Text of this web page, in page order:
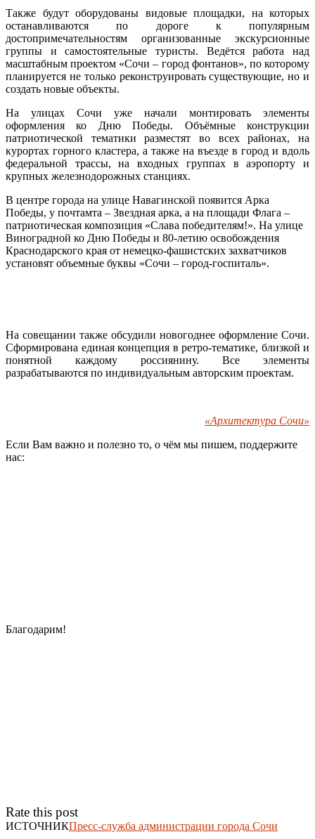
Также будут оборудованы видовые площадки, на которых
останавливаются по дороге к популярным
достопримечательностям организованные экскурсионные
группы и самостоятельные туристы. Ведётся работа над
масштабным проектом «Сочи – город фонтанов», по которому
планируется не только реконструировать существующие, но и
создать новые объекты.
На улицах Сочи уже начали монтировать элементы
оформления ко Дню Победы. Объёмные конструкции
патриотической тематики разместят во всех районах, на
курортах горного кластера, а также на въезде в город и вдоль
федеральной трассы, на входных группах в аэропорту и
крупных железнодорожных станциях.
В центре города на улице Навагинской появится Арка
Победы, у почтамта – Звездная арка, а на площади Флага –
патриотическая композиция «Слава победителям!». На улице
Виноградной ко Дню Победы и 80-летию освобождения
Краснодарского края от немецко-фашистских захватчиков
установят объемные буквы «Сочи – город-госпиталь».
На совещании также обсудили новогоднее оформление Сочи.
Сформирована единая концепция в ретро-тематике, близкой и
понятной каждому россиянину. Все элементы
разрабатываются по индивидуальным авторским проектам.
«Архитектура Сочи»
Если Вам важно и полезно то, о чём мы пишем, поддержите
нас:
Благодарим!
Rate this post
ИСТОЧНИКПресс-служба администрации города Сочи